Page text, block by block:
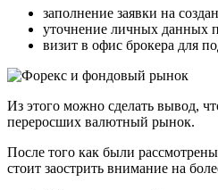
заполнение заявки на
уточнение личных данных
визит в офис брокера для
Из этого можно сделать вывод,
переросших валютный рынок.
После того как были
стоит заострить внимание на